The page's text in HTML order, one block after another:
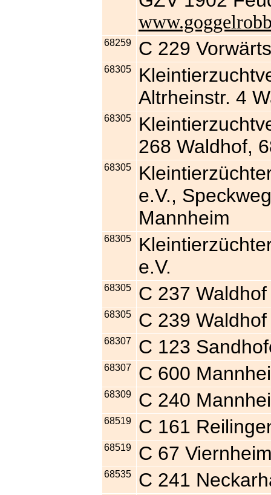
68259 C 229 Vorwärts
68305
Altrheinstr. 4
68305
268 Waldhof,
68305
e.V.,
Mannheim
68305
e.V.
68305 C 237
68305 C 239
68307 C 123
68307 C 600
68309 C 240
68519 C 161
68519 C 67
68535 C 241